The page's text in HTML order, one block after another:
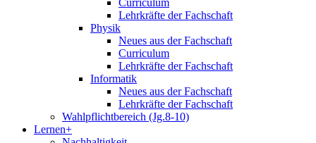
Lehrkräfte der Fachschaft
Physik
Neues aus der Fachschaft
Curriculum
Lehrkräfte der Fachschaft
Informatik
Neues aus der Fachschaft
Lehrkräfte der Fachschaft
Wahlpflichtbereich (Jg.8-10)
Lernen+